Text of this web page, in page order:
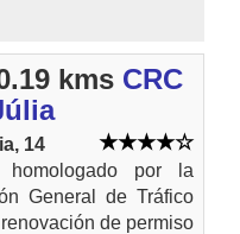
kms CRC
14
homologado por la
General de Tráfico
de permiso